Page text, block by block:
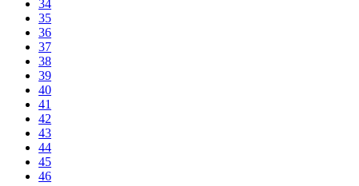
34
35
36
37
38
39
40
41
42
43
44
45
46